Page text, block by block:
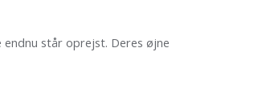
står oprejst. Deres øjne